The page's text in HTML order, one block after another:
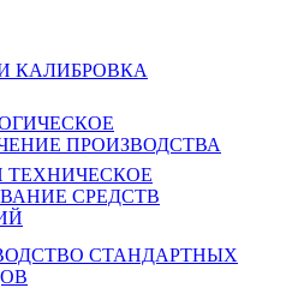
КАЛИБРОВКА
ПРОИЗВОДСТВА
ТЕХНИЧЕСКОЕ
СРЕДСТВ
СТАНДАРТНЫХ